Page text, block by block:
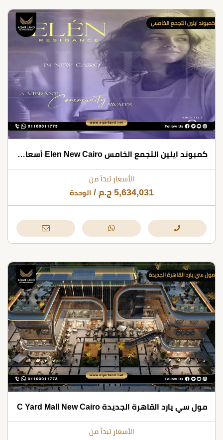
كمبوند ايلين التجمع الخامس Elen New Cairo أسعار 2026
الأسعار تبدأ من
5,634,031 ج.م / الوحدة
مول سي يارد القاهرة الجديدة C Yard Mall New Cairo
الأسعار تبدأ من